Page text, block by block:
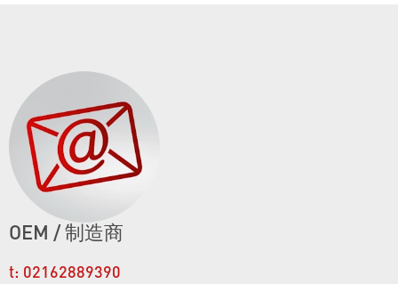
OEM / 制造商
t: 02162889390